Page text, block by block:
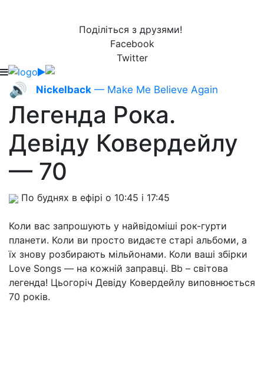
Поділіться з друзями!
Facebook
Twitter
🔊 Nickelback — Make Me Believe Again
Легенда Рока.
Девіду Ковердейлу
— 70
По буднях в ефірі о 10:45 і 17:45
Коли вас запрошують у найвідоміші рок-гурти
планети. Коли ви просто видаєте старі альбоми, а
їх знову розбирають мільйонами. Коли ваші збірки
Love Songs — на кожній заправці. Вb – світова
легенда! Цьогоріч Девіду Ковердейлу виповнюється
70 років.